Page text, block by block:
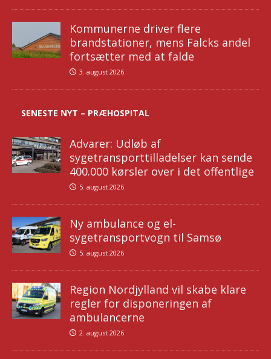
Kommunerne driver flere
brandstationer, mens Falcks andel
fortsætter med at falde
3. august 2026
SENESTE NYT – PRÆHOSPITAL
Advarer: Udløb af
sygetransporttilladelser kan sende
400.000 kørsler over i det offentlige
5. august 2026
Ny ambulance og el-
sygetransportvogn til Samsø
5. august 2026
Region Nordjylland vil skabe klare
regler for disponeringen af
ambulancerne
2. august 2026